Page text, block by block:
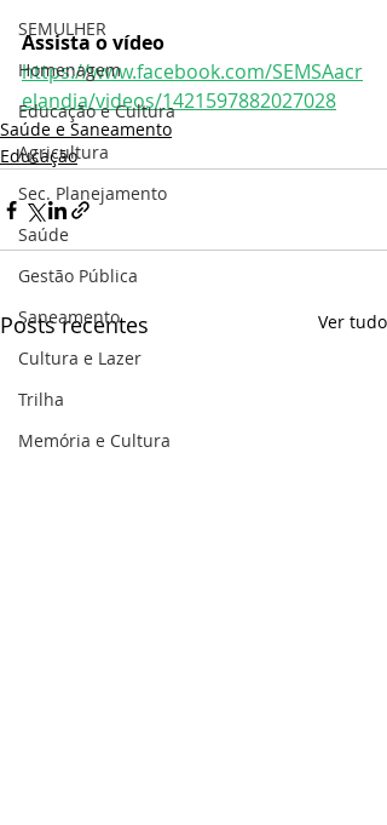
SEMULHER
Homenagem
Educação e Cultura
Agricultura
Sec. Planejamento
Saúde
Gestão Pública
Saneamento
Cultura e Lazer
Trilha
Memória e Cultura
Assista o vídeo
https://www.facebook.com/SEMSAacr
elandia/videos/1421597882027028
Saúde e Saneamento
Educação
Posts recentes Ver tudo